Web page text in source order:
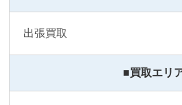
出張買取
■買取エリ